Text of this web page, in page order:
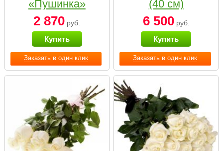
Заказать в один клик
«Пушинка»
2 870 руб.
Купить
Заказать в один клик
(40 см)
6 500руб.
Купить